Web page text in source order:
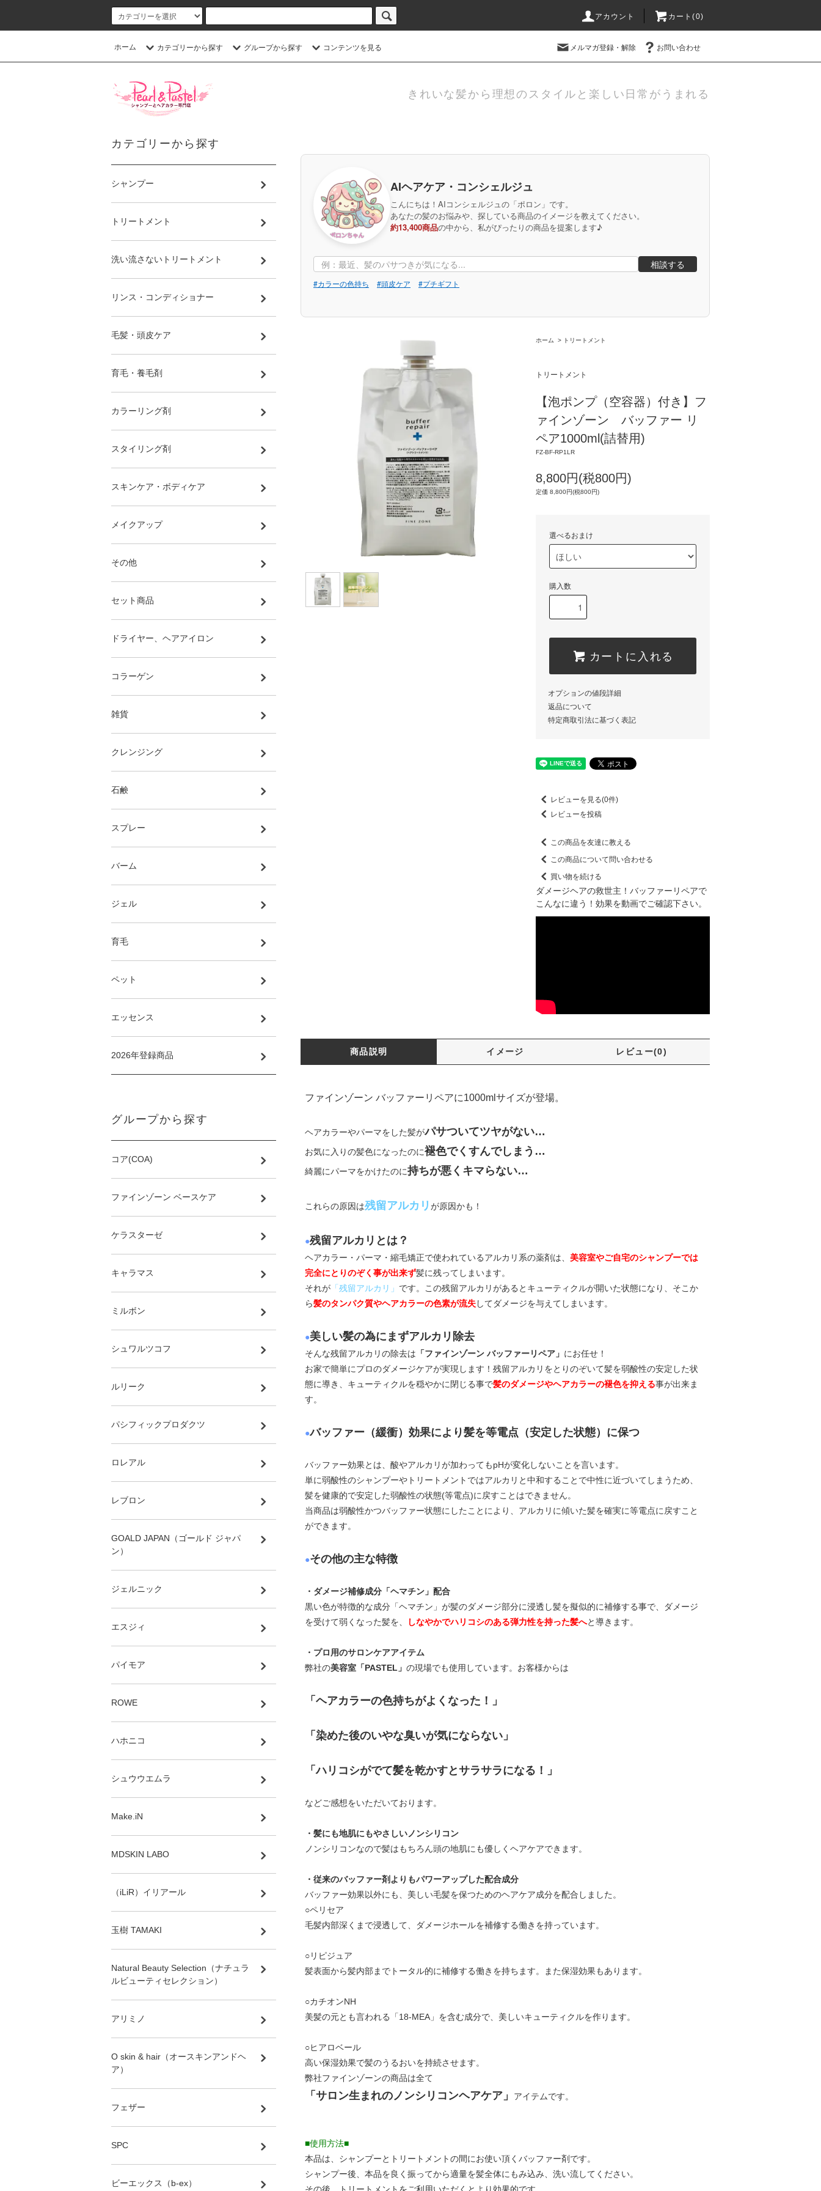
アカウント カート(0)
ホーム カテゴリーから探す グループから探す コンテンツを見る メルマガ登録・解除 お問い合わせ
きれいな髪から理想のスタイルと楽しい日常がうまれる
AIヘアケア・コンシェルジュ
こんにちは！AIコンシェルジュの「ポロン」です。
あなたの髪のお悩みや、探している商品のイメージを教えてください。
約13,400商品の中から、私がぴったりの商品を提案します♪
相談する
#カラーの色持ち #頭皮ケア #プチギフト
ホーム > トリートメント
トリートメント
【泡ポンプ（空容器）付き】フ
ァインゾーン バッファー リ
ペア1000ml(詰替用)
FZ-BF-RP1LR
8,800円(税800円)
定価 8,800円(税800円)
選べるおまけ
購入数
カートに入れる
オプションの値段詳細
返品について
特定商取引法に基づく表記
レビューを見る(0件)
レビューを投稿
この商品を友達に教える
この商品について問い合わせる
買い物を続ける
ダメージヘアの救世主！バッファーリペアで
こんなに違う！効果を動画でご確認下さい。
商品説明 イメージ レビュー(0)
ファインゾーン バッファーリペアに1000mlサイズが登場。
ヘアカラーやパーマをした髪がパサついてツヤがない…
お気に入りの髪色になったのに褪色でくすんでしまう…
綺麗にパーマをかけたのに持ちが悪くキマらない…
これらの原因は残留アルカリ が原因かも！
●残留アルカリとは？
ヘアカラー・パーマ・縮毛矯正で使われているアルカリ系の薬剤は、 美容室やご自宅のシャンプーでは
完全にとりのぞく事が出来ず髪に残ってしまいます。
それが「残留アルカリ」 です。この残留アルカリがあるとキューティクルが開いた状態になり、そこか
ら髪のタンパク質やヘアカラーの色素が流失してダメージを与えてしまいます。
●美しい髪の為にまずアルカリ除去
そんな残留アルカリの除去は 「ファインゾーン バッファーリペア」 にお任せ！
お家で簡単にプロのダメージケアが実現します！残留アルカリをとりのぞいて髪を弱酸性の安定した状
態に導き、キューティクルを穏やかに閉じる事で髪のダメージやヘアカラーの褪色を抑える事が出来ま
す。
●バッファー（緩衝）効果により髪を等電点（安定した状態）に保つ
バッファー効果とは、酸やアルカリが加わってもpHが変化しないことを言います。
単に弱酸性のシャンプーやトリートメントではアルカリと中和することで中性に近づいてしまうため、
髪を健康的で安定した弱酸性の状態(等電点)に戻すことはできません。
当商品は弱酸性かつバッファー状態にしたことにより、アルカリに傾いた髪を確実に等電点に戻すこと
ができます。
●その他の主な特徴
・ダメージ補修成分「ヘマチン」配合
黒い色が特徴的な成分「ヘマチン」が髪のダメージ部分に浸透し髪を擬似的に補修する事で、ダメージ
を受けて弱くなった髪を、
しなやかでハリコシのある弾力性を持った髪へと導きます。
・プロ用のサロンケアアイテム
弊社の美容室「PASTEL」 の現場でも使用しています。お客様からは
「ヘアカラーの色持ちがよくなった！」
「染めた後のいやな臭いが気にならない」
「ハリコシがでて髪を乾かすとサラサラになる！」
などご感想をいただいております。
・髪にも地肌にもやさしいノンシリコン
ノンシリコンなので髪はもちろん頭の地肌にも優しくヘアケアできます。
・従来のバッファー剤よりもパワーアップした配合成分
バッファー効果以外にも、美しい毛髪を保つためのヘアケア成分を配合しました。
○ペリセア
毛髪内部深くまで浸透して、ダメージホールを補修する働きを持っています。
○リピジュア
髪表面から髪内部までトータル的に補修する働きを持ちます。また保湿効果もあります。
○カチオンNH
美髪の元とも言われる「18-MEA」を含む成分で、美しいキューティクルを作ります。
○ヒアロベール
高い保湿効果で髪のうるおいを持続させます。
弊社ファインゾーンの商品は全て
「サロン生まれのノンシリコンヘアケア」 アイテムです。
■使用方法■
本品は、シャンプーとトリートメントの間にお使い頂くバッファー剤です。
シャンプー後、本品を良く振ってから適量を髪全体にもみ込み、洗い流してください。
カテゴリーから探す
シャンプー
トリートメント
洗い流さないトリートメント
リンス・コンディショナー
毛髪・頭皮ケア
育毛・養毛剤
カラーリング剤
スタイリング剤
スキンケア・ボディケア
メイクアップ
その他
セット商品
ドライヤー、ヘアアイロン
コラーゲン
雑貨
クレンジング
石鹸
スプレー
バーム
ジェル
育毛
ペット
エッセンス
2026年登録商品
グループから探す
コア(COA)
ファインゾーン ベースケア
ケラスターゼ
キャラマス
ミルボン
シュワルツコフ
ルリーク
パシフィックプロダクツ
ロレアル
レブロン
GOALD JAPAN（ゴールド ジャパ
ン）
ジェルニック
エスジィ
パイモア
ROWE
ハホニコ
シュウウエムラ
Make.iN
MDSKIN LABO
（iLiR）イリアール
玉樹 TAMAKI
Natural Beauty Selection（ナチュラ
ルビューティセレクション）
アリミノ
O skin & hair（オースキンアンドヘ
ア）
フェザー
SPC
ビーエックス（b-ex）